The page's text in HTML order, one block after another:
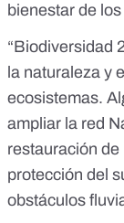
bienestar de
“Biodiversidad
la naturaleza y
ecosistemas.
ampliar la red
restauración
protección del
obstáculos